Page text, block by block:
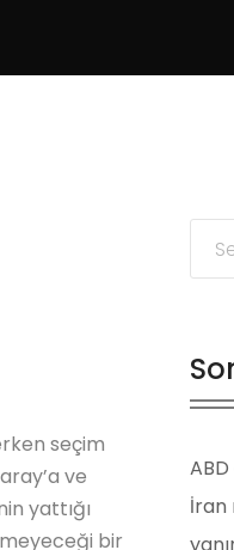
seçim
ve
yattığı
bir
İran